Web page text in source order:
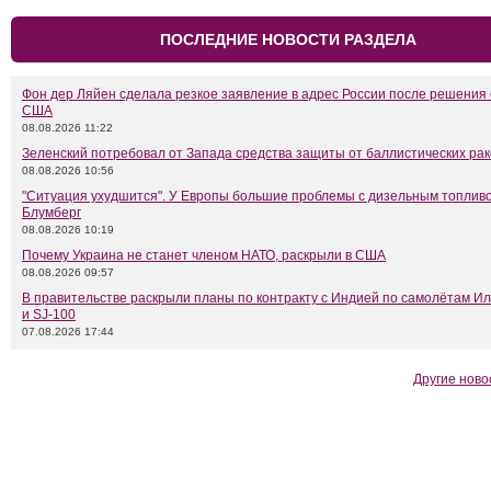
ПОСЛЕДНИЕ НОВОСТИ РАЗДЕЛА
Фон дер Ляйен сделала резкое заявление в адрес России после решения
США
08.08.2026 11:22
Зеленский потребовал от Запада средства защиты от баллистических
08.08.2026 10:56
"Ситуация ухудшится". У Европы большие проблемы с дизельным
Блумберг
08.08.2026 10:19
Почему Украина не станет членом НАТО, раскрыли в США
08.08.2026 09:57
В правительстве раскрыли планы по контракту с Индией по самолётам
и SJ-100
07.08.2026 17:44
Другие